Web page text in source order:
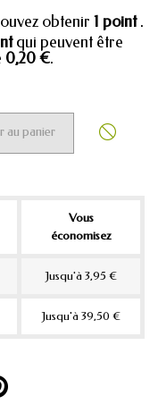
obtenir 1 point .
qui peuvent être
0,20 €.
au panier 
Vous
économisez
Jusqu'à 3,95 €
Jusqu'à 39,50 €